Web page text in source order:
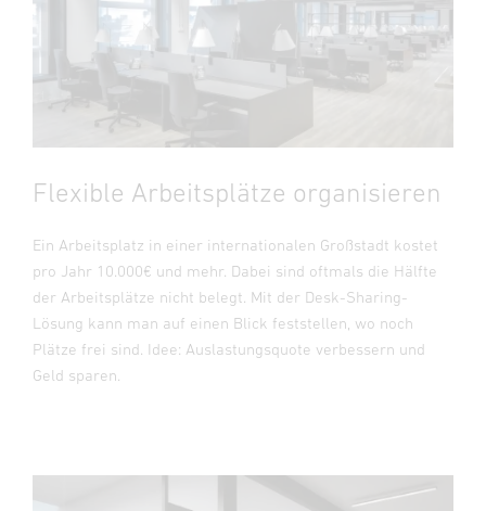
Flexible Arbeitsplätze organisieren
Ein Arbeitsplatz in einer internationalen Großstadt kostet
pro Jahr 10.000€ und mehr. Dabei sind oftmals die Hälfte
der Arbeitsplätze nicht belegt. Mit der Desk-Sharing-
Lösung kann man auf einen Blick feststellen, wo noch
Plätze frei sind. Idee: Auslastungsquote verbessern und
Geld sparen.